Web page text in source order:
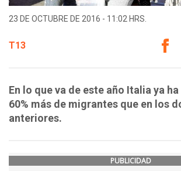
23 DE OCTUBRE DE 2016 - 11:02 HRS.
T13
En lo que va de este año Italia ya
60% más de migrantes que en los
anteriores.
PUBLICIDAD